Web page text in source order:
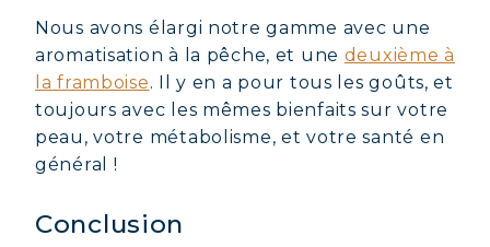
Nous avons élargi notre gamme avec une
aromatisation à la pêche, et une deuxième à
la framboise. Il y en a pour tous les goûts, et
toujours avec les mêmes bienfaits sur votre
peau, votre métabolisme, et votre santé en
général !
Conclusion